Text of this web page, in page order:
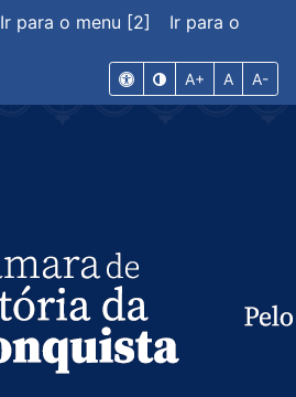
Ir para o menu [2]
Ir para o
A+ A A-